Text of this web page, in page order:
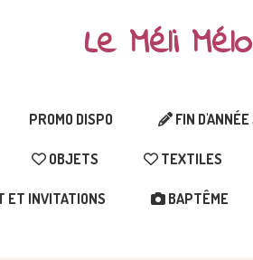
Le Méli
PROMO DISPO FIN
OBJETS TEXTILES
ET INVITATIONS BAPTÊME